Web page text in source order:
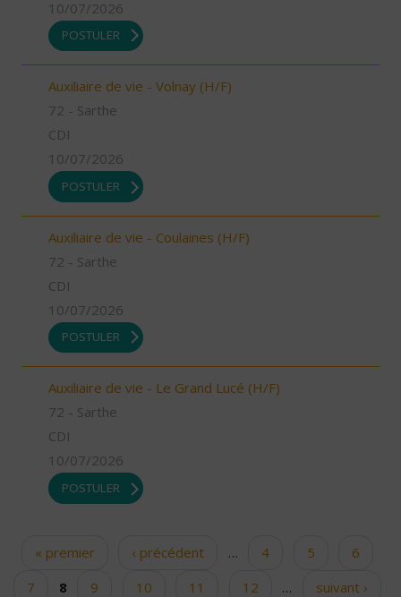
10/07/2026
POSTULER
Auxiliaire de vie - Volnay (H/F)
72 - Sarthe
CDI
10/07/2026
POSTULER
Auxiliaire de vie - Coulaines (H/F)
72 - Sarthe
CDI
10/07/2026
POSTULER
Auxiliaire de vie - Le Grand Lucé (H/F)
72 - Sarthe
CDI
10/07/2026
POSTULER
Pages« premier ‹ précédent … 4 5
6
7
8 9 10 11 12 …
suivant ›